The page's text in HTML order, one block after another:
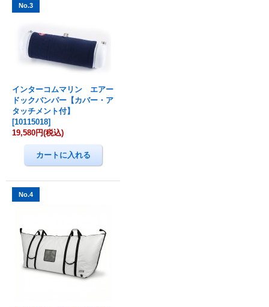
No.3
インターコムマリン エアー
ドックバンパー【カバー・ア
タッチメント付】
[10115018]
19,580円(税込)
No.4